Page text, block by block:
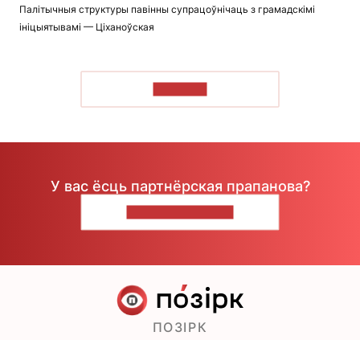
Палітычныя структуры павінны супрацоўнічаць з грамадскімі
ініцыятывамі — Ціханоўская
У вас ёсць партнёрская прапанова?
ПОЗІРК